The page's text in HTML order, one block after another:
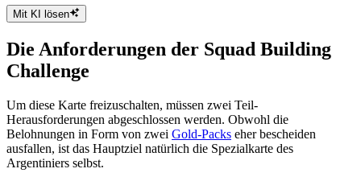
Mit KI lösen
Die Anforderungen der Squad Building
Challenge
Um diese Karte freizuschalten, müssen zwei Teil-
Herausforderungen abgeschlossen werden. Obwohl die
Belohnungen in Form von zwei Gold-Packs eher bescheiden
ausfallen, ist das Hauptziel natürlich die Spezialkarte des
Argentiniers selbst.